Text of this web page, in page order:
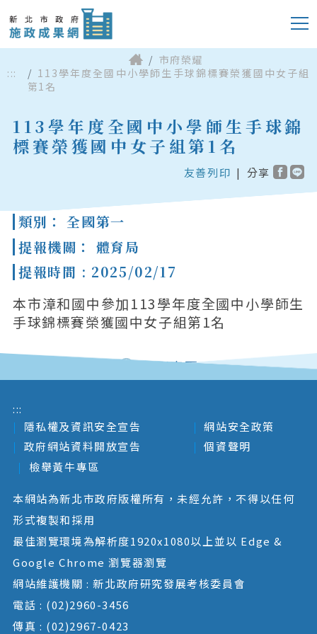
:::
市府榮耀
113學年度全國中小學師生手球錦標賽榮獲國中女子組
第1名
113學年度全國中小學師生手球錦
標賽榮獲國中女子組第1名
友善列印 | 分享
類別： 全國第一
提報機關： 體育局
提報時間 : 2025/02/17
本市漳和國中參加113學年度全國中小學師生
手球錦標賽榮獲國中女子組第1名
回列表頁
:::
隱私權及資訊安全宣告
網站安全政策
政府網站資料開放宣告
個資聲明
檢舉黃牛專區
本網站為新北市政府版權所有，未經允許，不得以任何
形式複製和採用
最佳瀏覽環境為解析度1920x1080以上並以 Edge &
Google Chrome 瀏覽器瀏覽
網站維護機關 : 新北政府研究發展考核委員會
電話 : (02)2960-3456
傳真 : (02)2967-0423